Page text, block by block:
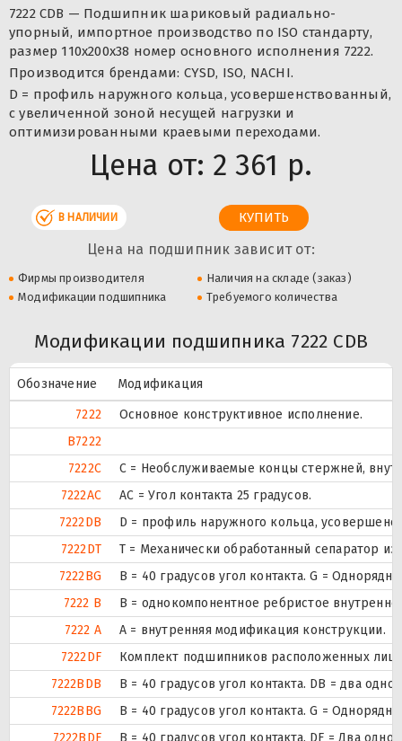
7222 CDB — Подшипник шариковый радиально-
упорный, импортное производство по ISO стандарту,
размер 110x200x38 номер основного исполнения 7222.
Производится брендами: CYSD, ISO, NACHI.
D = профиль наружного кольца, усовершенствованный,
с увеличенной зоной несущей нагрузки и
оптимизированными краевыми переходами.
Цена от: 2 361 р.
В НАЛИЧИИ
Цена на подшипник зависит от:
Фирмы производителя
Наличия на складе (заказ)
Модификации подшипника
Требуемого количества
Модификации подшипника 7222 CDB
Обозначение
Модификация
7222
Основное конструктивное исполнение.
B7222
7222C
С = Необслуживаемые концы стержней,
7222AC
AC = Угол контакта 25 градусов.
7222DB
D = профиль наружного кольца,
7222DT
T = Механически обработанный сепаратор
7222BG
B = 40 градусов угол контакта. G =
7222 B
B = однокомпонентное ребристое
7222 A
A = внутренняя модификация конструкции.
7222DF
Комплект подшипников расположенных
7222BDB
B = 40 градусов угол контакта. DB = два
7222BBG
B = 40 градусов угол контакта. G =
7222BDF
B = 40 градусов угол контакта. DF = Два